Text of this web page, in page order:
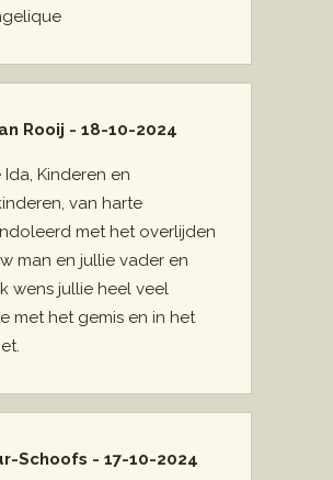
Rooij - 18-10-2024
Ida, Kinderen en
van harte
met het overlijden
man en jullie vader en
wens jullie heel veel
met het gemis en in het
Schoofs - 17-10-2024